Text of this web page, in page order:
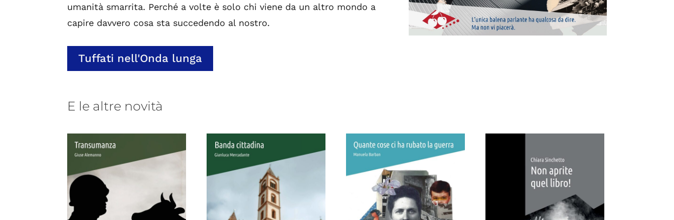
umanità smarrita. Perché a volte è solo chi viene da un altro mondo a
capire davvero cosa sta succedendo al nostro.
Tuffati nell'Onda lunga
E le altre novità